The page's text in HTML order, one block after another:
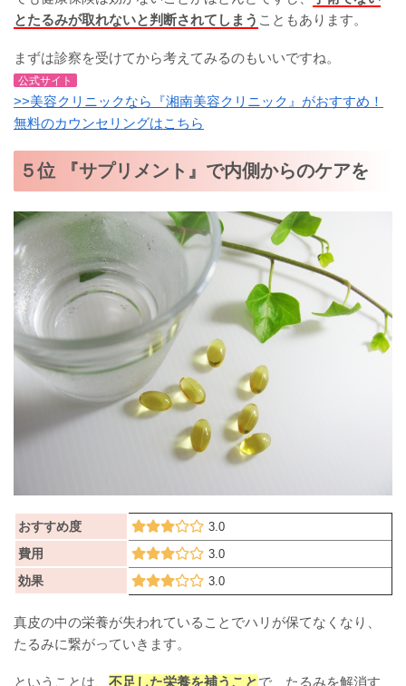
とたるみが取れないと判断されてしまう こともあります。
まずは診察を受けてから考えてみるのもいいですね。
公式サイト
>>美容クリニックなら『湘南美容クリニック』がおすすめ！
無料のカウンセリングはこちら
５位 『サプリメント』で内側からのケアを
おすすめ度 3.0
費用 3.0
効果 3.0
真皮の中の栄養が失われていることでハリが保てなくなり、
たるみに繋がっていきます。
ということは、 不足した栄養を補うことで、たるみを解消す